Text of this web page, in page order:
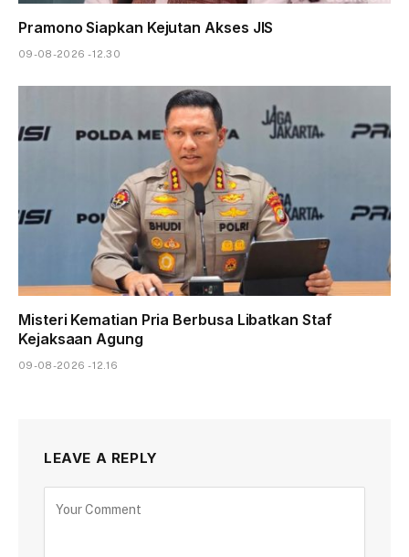
Pramono Siapkan Kejutan Akses JIS
09-08-2026 - 12.30
Misteri Kematian Pria Berbusa Libatkan Staf
Kejaksaan Agung
09-08-2026 - 12.16
LEAVE A REPLY